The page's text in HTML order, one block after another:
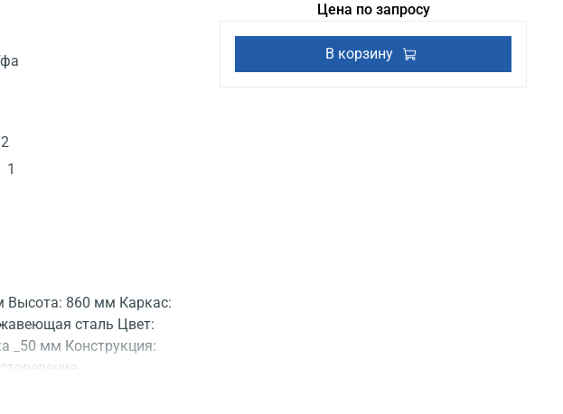
1
Высота: 860 мм Каркас:
сталь Цвет:
_50 мм Конструкция:
Цена по запросу
В корзину